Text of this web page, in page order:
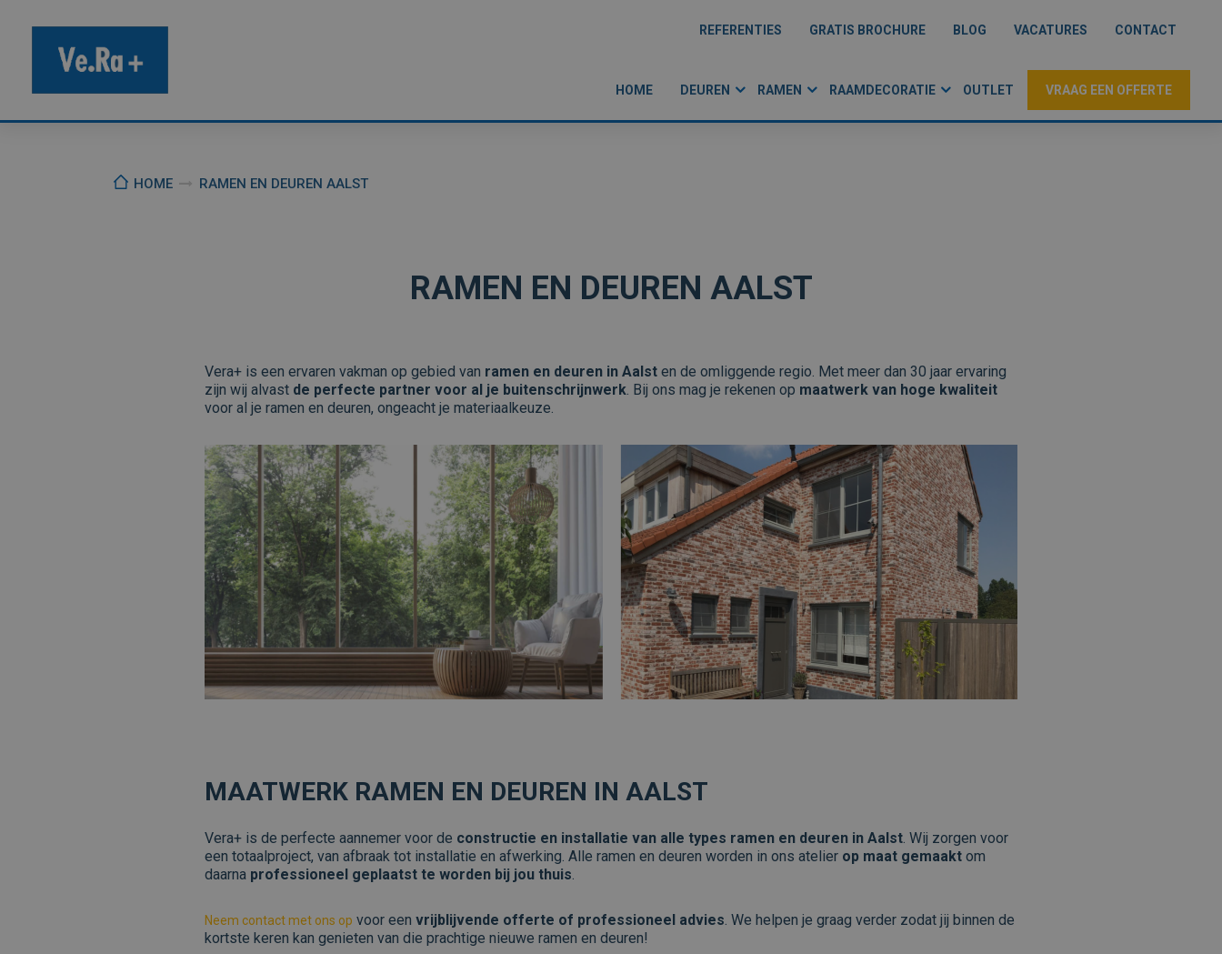
REFERENTIES GRATIS BROCHURE BLOG VACATURES CONTACT
HOME DEUREN RAMEN RAAMDECORATIE OUTLET VRAAG EEN OFFERTE
HOME RAMEN EN DEUREN AALST
RAMEN EN DEUREN AALST
Vera+ is een ervaren vakman op gebied van ramen en deuren in Aalst en de omliggende regio. Met meer dan 30 jaar ervaring
zijn wij alvast de perfecte partner voor al je buitenschrijnwerk. Bij ons mag je rekenen op maatwerk van hoge kwaliteit
voor al je ramen en deuren, ongeacht je materiaalkeuze.
MAATWERK RAMEN EN DEUREN IN AALST
Vera+ is de perfecte aannemer voor de constructie en installatie van alle types ramen en deuren in Aalst. Wij zorgen voor
een totaalproject, van afbraak tot installatie en afwerking. Alle ramen en deuren worden in ons atelier op maat gemaakt om
daarna professioneel geplaatst te worden bij jou thuis.
Neem contact met ons op voor een vrijblijvende offerte of professioneel advies. We helpen je graag verder zodat jij binnen de
kortste keren kan genieten van die prachtige nieuwe ramen en deuren!